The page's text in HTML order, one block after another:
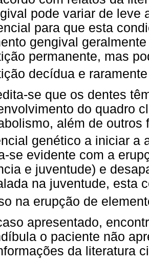
pode variar de leve
para que esta
gengival
permanente, mas
decídua e
se que os dentes
do quadro
além de outros
genético a iniciar a
se evidente com a
e juventude) e
na juventude, esta
na erupção de
apresentado,
o paciente não
da literatura